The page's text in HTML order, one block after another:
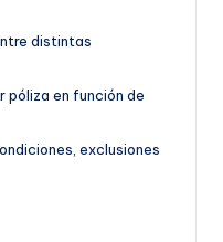
distintas
póliza en función de
exclusiones